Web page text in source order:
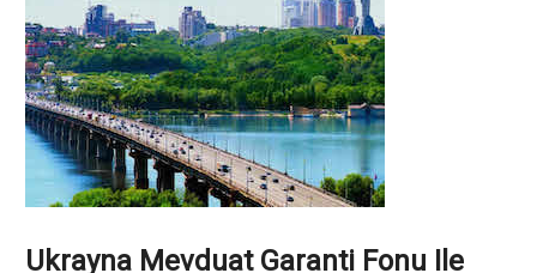
Ukrayna Mevduat Garanti Fonu Ile